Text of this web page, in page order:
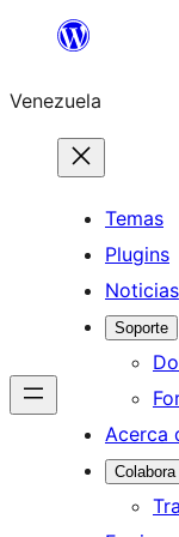
Saltar
contenido
Venezuela
Temas
Plugins
Noticias
Soporte
Acerca
Colabora